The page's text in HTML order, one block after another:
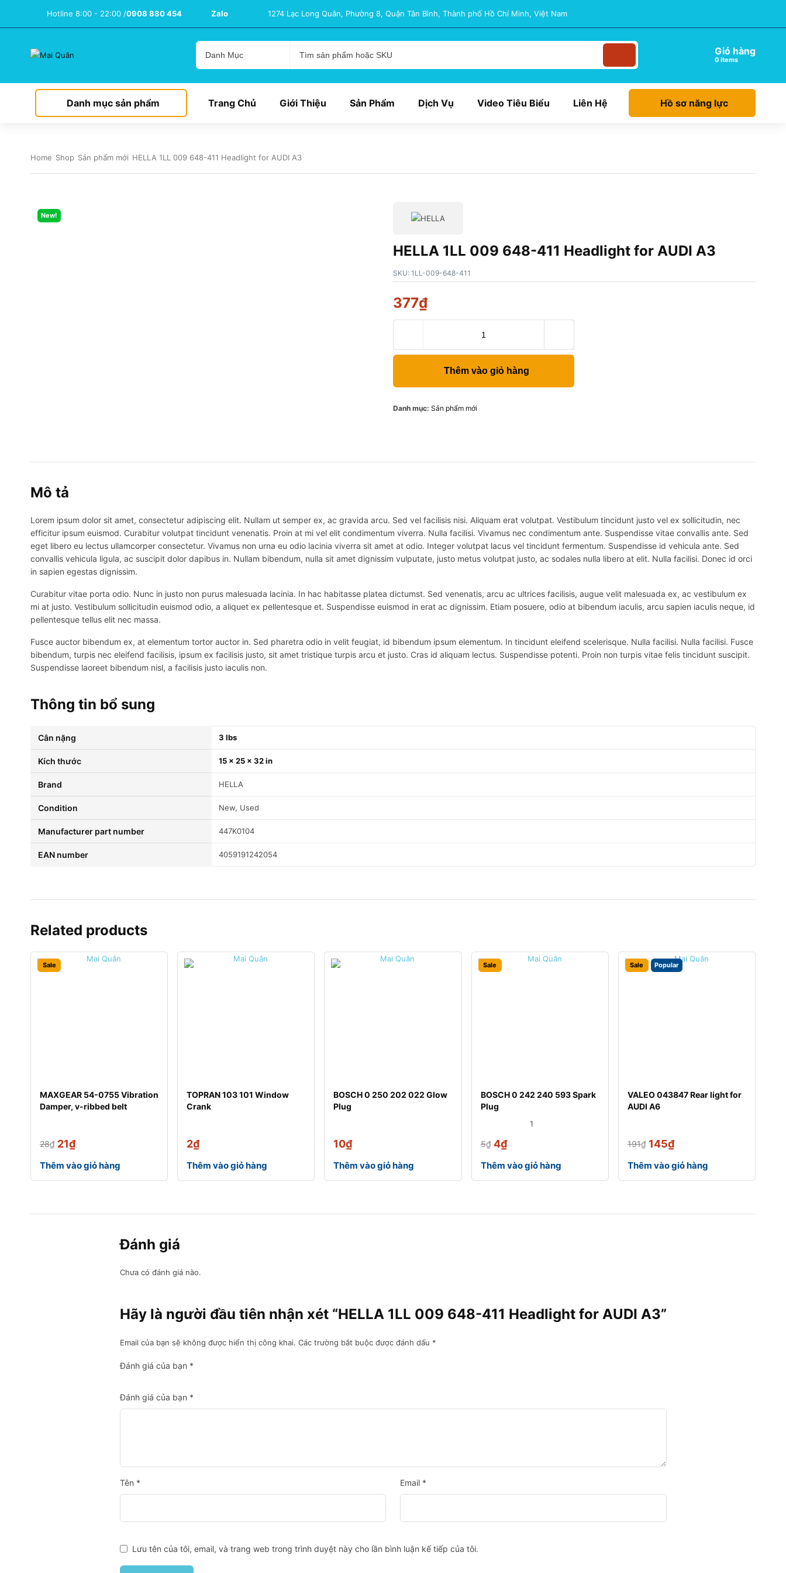
Hotline 8:00 - 22:00 /0908 880 454 Zalo 1274 Lạc Long Quân, Phường 8, Quận Tân Bình, Thành phố Hồ Chí Minh, Việt Nam
Giỏ hàng
items
Danh mục sản phẩm Trang Chủ Giới Thiệu Sản Phẩm Dịch Vụ Video Tiêu Biểu Liên Hệ Hồ sơ năng lực
Home Shop Sản phẩm mới HELLA 1LL 009 648-411 Headlight for AUDI A3
New!
HELLA 1LL 009 648-411 Headlight for AUDI A3
SKU: 1LL-009-648-411
377₫
Thêm vào giỏ hàng
Danh mục: Sản phẩm mới
Mô tả
Lorem ipsum dolor sit amet, consectetur adipiscing elit. Nullam ut semper ex, ac gravida arcu. Sed vel facilisis nisi. Aliquam erat volutpat. Vestibulum tincidunt justo vel ex sollicitudin, nec
efficitur ipsum euismod. Curabitur volutpat tincidunt venenatis. Proin at mi vel elit condimentum viverra. Nulla facilisi. Vivamus nec condimentum ante. Suspendisse vitae convallis ante. Sed
eget libero eu lectus ullamcorper consectetur. Vivamus non urna eu odio lacinia viverra sit amet at odio. Integer volutpat lacus vel tincidunt fermentum. Suspendisse id vehicula ante. Sed
convallis vehicula ligula, ac suscipit dolor dapibus in. Nullam bibendum, nulla sit amet dignissim vulputate, justo metus volutpat justo, ac sodales nulla libero at elit. Nulla facilisi. Donec id orci
in sapien egestas dignissim.
Curabitur vitae porta odio. Nunc in justo non purus malesuada lacinia. In hac habitasse platea dictumst. Sed venenatis, arcu ac ultrices facilisis, augue velit malesuada ex, ac vestibulum ex
mi at justo. Vestibulum sollicitudin euismod odio, a aliquet ex pellentesque et. Suspendisse euismod in erat ac dignissim. Etiam posuere, odio at bibendum iaculis, arcu sapien iaculis neque, id
pellentesque tellus elit nec massa.
Fusce auctor bibendum ex, at elementum tortor auctor in. Sed pharetra odio in velit feugiat, id bibendum ipsum elementum. In tincidunt eleifend scelerisque. Nulla facilisi. Nulla facilisi. Fusce
bibendum, turpis nec eleifend facilisis, ipsum ex facilisis justo, sit amet tristique turpis arcu et justo. Cras id aliquam lectus. Suspendisse potenti. Proin non turpis vitae felis tincidunt suscipit.
Suspendisse laoreet bibendum nisl, a facilisis justo iaculis non.
Thông tin bổ sung
Cân nặng 3 lbs
Kích thước 15 × 25 × 32 in
brand HELLA
condition New, Used
Manufacturer part number 447K0104
EAN number 4059191242054
Related products
Sale
MAXGEAR 54-0755 Vibration
Damper, v-ribbed belt
28₫ 21₫
Thêm vào giỏ hàng
TOPRAN 103 101 Window
Crank
2₫
Thêm vào giỏ hàng
BOSCH 0 250 202 022 Glow
Plug
10₫
Thêm vào giỏ hàng
Sale
BOSCH 0 242 240 593 Spark
Plug
1
5₫ 4₫
Thêm vào giỏ hàng
Sale Popular
VALEO 043847 Rear light for
AUDI A6
191₫ 145₫
Thêm vào giỏ hàng
Đánh giá
Chưa có đánh giá nào.
Hãy là người đầu tiên nhận xét “HELLA 1LL 009 648-411 Headlight for AUDI A3”
Email của bạn sẽ không được hiển thị công khai. Các trường bắt buộc được đánh dấu *
Đánh giá của bạn *
Đánh giá của bạn *
Tên * Email *
Lưu tên của tôi, email, và trang web trong trình duyệt này cho lần bình luận kế tiếp của tôi.